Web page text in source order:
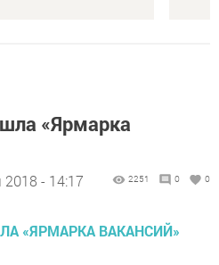
«Ярмарка
2018 - 14:17 2251 0 0